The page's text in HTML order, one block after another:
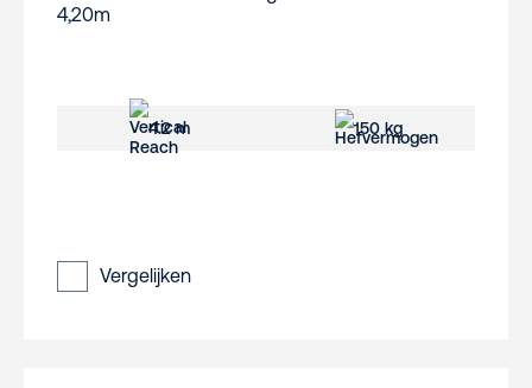
4.2 m 150 kg
Vergelijken